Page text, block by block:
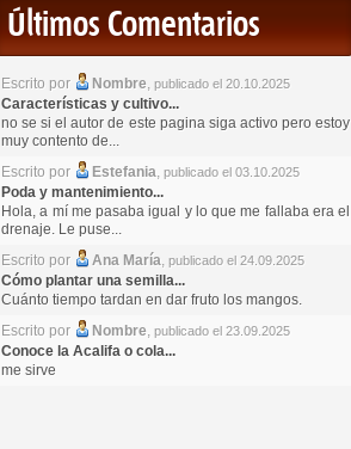
Últimos Comentarios
Escrito por Nombre, publicado el 20.10.2025
Características y cultivo...
no se si el autor de este pagina siga activo pero estoy
muy contento de...
Escrito por
Estefania, publicado el 03.10.2025
Poda y mantenimiento...
Hola, a mí me pasaba igual y lo que me fallaba era el
drenaje. Le puse...
Escrito por
Ana María, publicado el 24.09.2025
Cómo plantar una semilla...
Cuánto tiempo tardan en dar fruto los mangos.
Escrito por
Nombre, publicado el 23.09.2025
Conoce la Acalifa o cola...
me sirve